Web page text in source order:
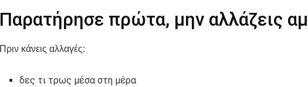
Παρατήρησε πρώτα, μην αλλάζεις
Πριν κάνεις αλλαγές:
δες τι τρως μέσα στη μέρα